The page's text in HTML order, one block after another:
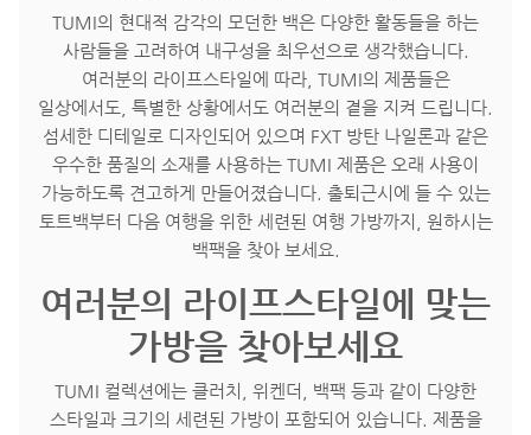
TUMI의 현대적 감각의 모던한 백은 다양한 활동들을 하는
사람들을 고려하여 내구성을 최우선으로 생각했습니다.
여러분의 라이프스타일에 따라, TUMI의 제품들은
일상에서도, 특별한 상황에서도 여러분의 곁을 지켜 드립니다.
섬세한 디테일로 디자인되어 있으며 FXT 방탄 나일론과 같은
우수한 품질의 소재를 사용하는 TUMI 제품은 오래 사용이
가능하도록 견고하게 만들어졌습니다. 출퇴근시에 들 수 있는
토트백부터 다음 여행을 위한 세련된 여행 가방까지, 원하시는
백팩을 찾아 보세요.
여러분의 라이프스타일에 맞는
가방을 찾아보세요
TUMI 컬렉션에는 클러치, 위켄더, 백팩 등과 같이 다양한
스타일과 크기의 세련된 가방이 포함되어 있습니다. 제품을